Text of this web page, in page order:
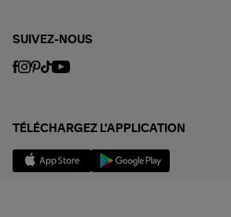
SUIVEZ-NOUS
TÉLÉCHARGEZ L'APPLICATION